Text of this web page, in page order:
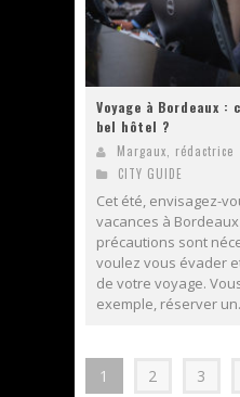
Voyage à Bordeaux
bel hôtel ?
Margaux, rédactrice
CITY GUIDE
Cet été, envisagez-
vacances à
précautions sont
voulez vous évader
de votre voyage.
exemple, réserver
1 2 3